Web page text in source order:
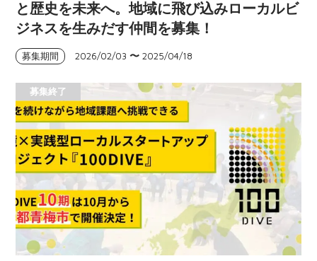
と歴史を未来へ。地域に飛び込みローカルビ
ジネスを生みだす仲間を募集！
募集期間 2026/02/03 〜2025/04/18
募集終了